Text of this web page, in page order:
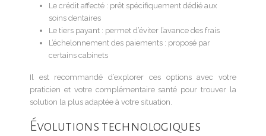
Le crédit affecté : prêt spécifiquement dédié aux
soins dentaires
Le tiers payant : permet d’éviter l’avance des frais
L’échelonnement des paiements : proposé par
certains cabinets
Il est recommandé d’explorer ces options avec votre
praticien et votre complémentaire santé pour trouver la
solution la plus adaptée à votre situation.
Évolutions technologiques